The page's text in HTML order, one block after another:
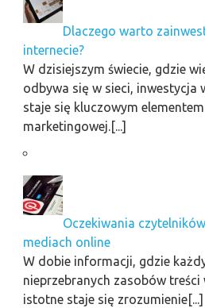
Dlaczego warto
internecie?
W dzisiejszym świecie, gdzie
odbywa się w sieci, inwestycja
staje się kluczowym
marketingowej.[...]
Oczekiwania
mediach online
W dobie informacji, gdzie
nieprzebranych zasobów treści
istotne staje się zrozumienie[...]